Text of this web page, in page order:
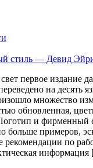
стиль — Девид
первое издание
на десять
множество
обновленная,
и фирменный
больше примеров,
по